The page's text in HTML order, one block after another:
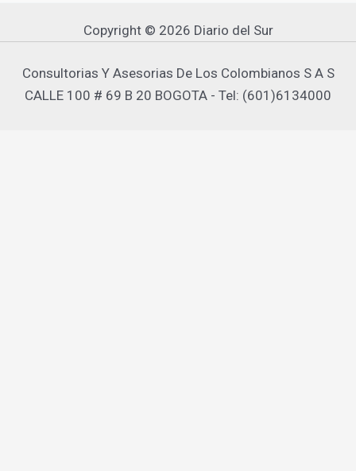
Copyright © 2026 Diario del Sur
Consultorias Y Asesorias De Los Colombianos S A S
CALLE 100 # 69 B 20 BOGOTA - Tel: (601)6134000